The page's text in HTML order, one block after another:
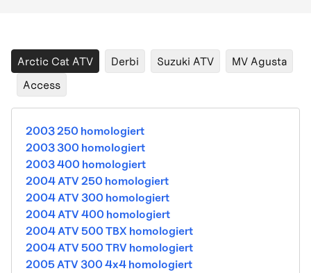
Arctic Cat ATV Derbi Suzuki ATV
MV Agusta
Access
2003 250 homologiert
2003 300 homologiert
2003 400 homologiert
2004 ATV 250 homologiert
2004 ATV 300 homologiert
2004 ATV 400 homologiert
2004 ATV 500 TBX homologiert
2004 ATV 500 TRV homologiert
2005 ATV 300 4x4 homologiert